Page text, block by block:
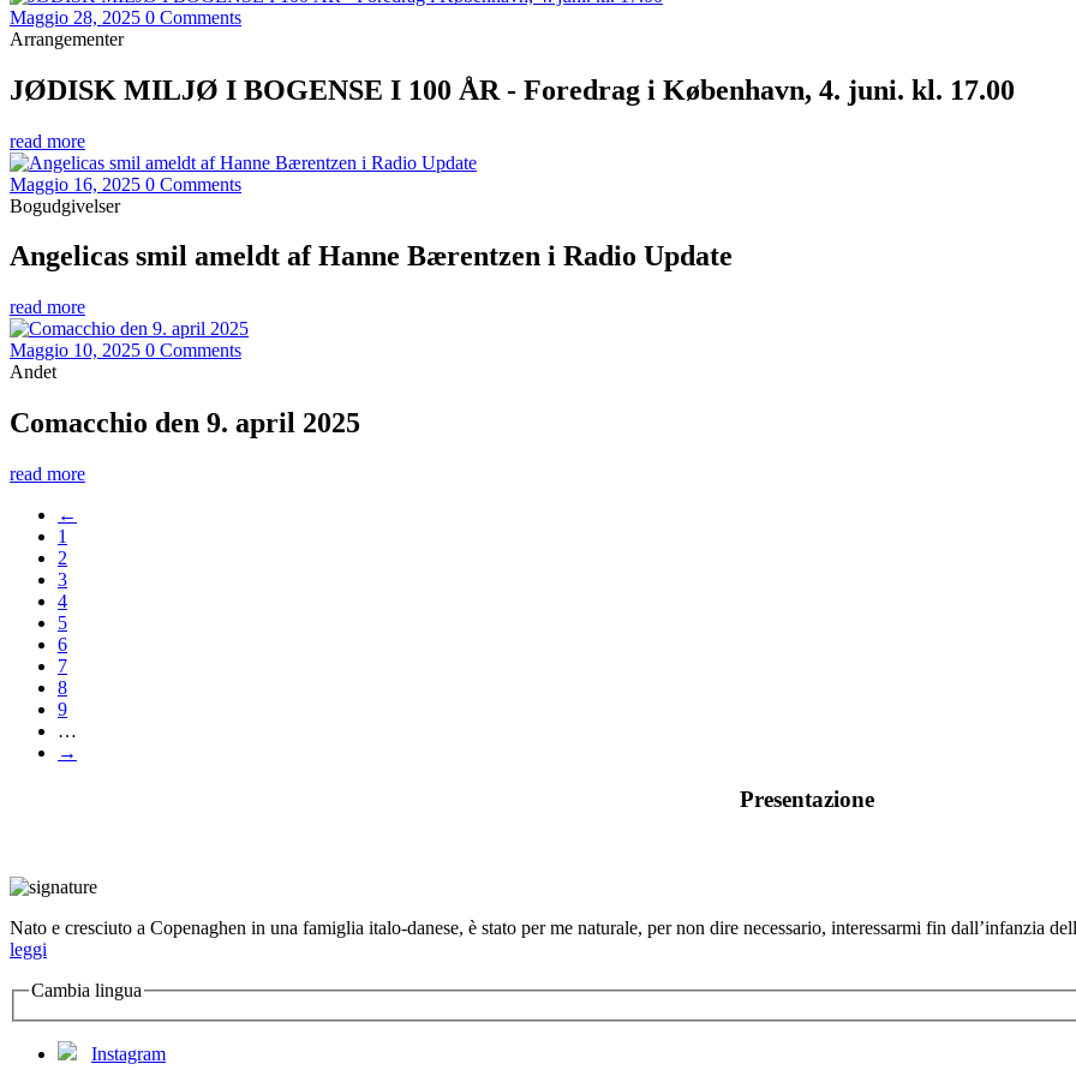
Maggio 28, 2025 0 Comments
Arrangementer
JØDISK MILJØ I BOGENSE I 100 ÅR - Foredrag i København, 4. juni. kl. 17.00
read more
Maggio 16, 2025 0 Comments
Bogudgivelser
Angelicas smil ameldt af Hanne Bærentzen i Radio Update
read more
Maggio 10, 2025 0 Comments
Andet
Comacchio den 9. april 2025
read more
←
1
2
3
4
5
6
7
8
9
…
→
Presentazione
Nato e cresciuto a Copenaghen in una famiglia italo-danese, è stato per me naturale, per non dire necessario, interessarmi fin dall’infanzia
leggi
Cambia lingua
Instagram